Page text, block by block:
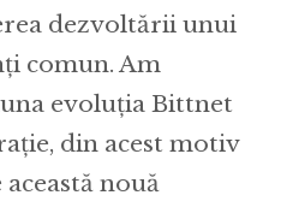
dezvoltării unui
comun. Am
evoluția Bittnet
din acest motiv
nouă